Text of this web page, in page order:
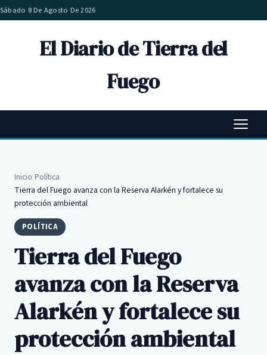
Sábado 8 De Agosto De 2026
El Diario de Tierra del
Fuego
Inicio Política
Tierra del Fuego avanza con la Reserva Alarkén y fortalece su
protección ambiental
POLÍTICA
Tierra del Fuego
avanza con la Reserva
Alarkén y fortalece su
protección ambiental